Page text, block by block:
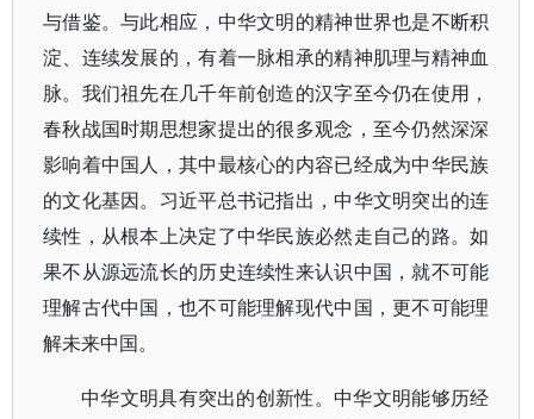
与借鉴。与此相应，中华文明的精神世界也是不断积
淀、连续发展的，有着一脉相承的精神肌理与精神血
脉。我们祖先在几千年前创造的汉字至今仍在使用，
春秋战国时期思想家提出的很多观念，至今仍然深深
影响着中国人，其中最核心的内容已经成为中华民族
的文化基因。习近平总书记指出，中华文明突出的连
续性，从根本上决定了中华民族必然走自己的路。如
果不从源远流长的历史连续性来认识中国，就不可能
理解古代中国，也不可能理解现代中国，更不可能理
解未来中国。
中华文明具有突出的创新性。中华文明能够历经